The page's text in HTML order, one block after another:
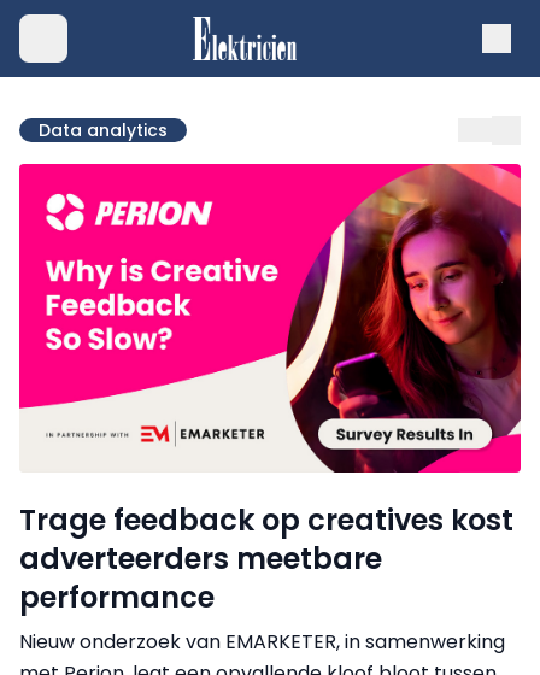
Data analytics
Trage feedback op creatives kost
adverteerders meetbare
performance
Nieuw onderzoek van EMARKETER, in samenwerking